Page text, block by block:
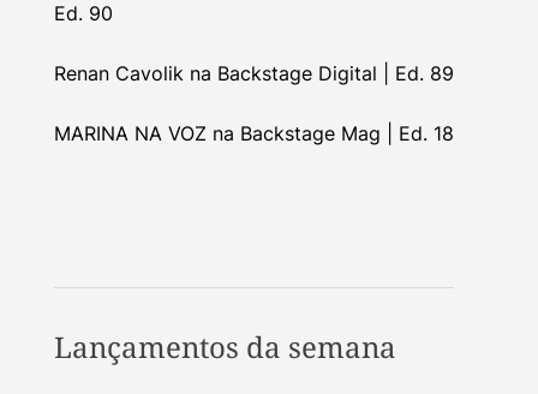
Ed. 90
Renan Cavolik na Backstage Digital | Ed. 89
MARINA NA VOZ na Backstage Mag | Ed. 18
Lançamentos da semana